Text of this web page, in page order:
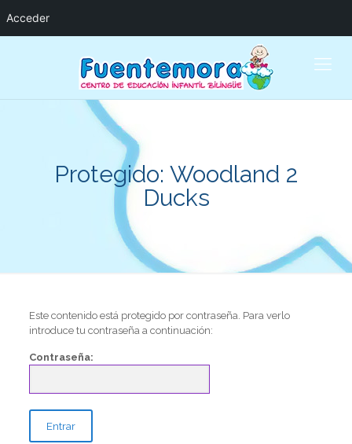
Protegido: Woodland 2
Ducks
Este contenido está protegido por contraseña. Para verlo
introduce tu contraseña a continuación:
Contraseña:
Acceder